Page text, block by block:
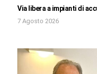
Via libera a impianti di
7 Agosto 2026